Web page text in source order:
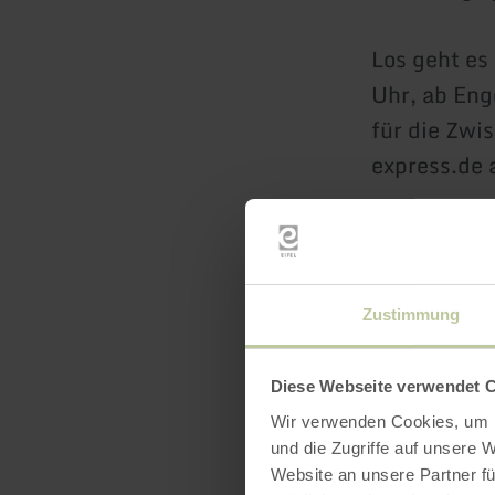
Zustimmung
Diese Webseite verwendet
Wir verwenden Cookies,
und die Zugriffe auf unsere
Website an unsere Partner
Los geht
Uhr, ab
für die
express.de
Nähere
Telefon